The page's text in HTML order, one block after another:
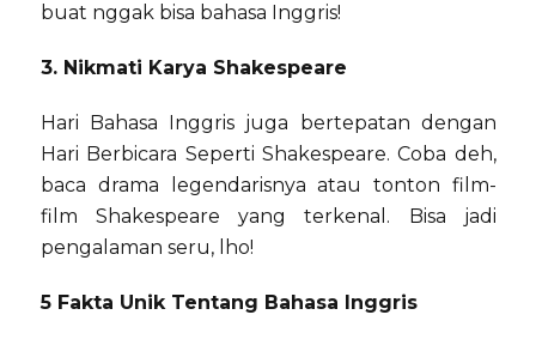
buat nggak bisa bahasa Inggris!
3. Nikmati Karya Shakespeare
Hari Bahasa Inggris juga bertepatan dengan
Hari Berbicara Seperti Shakespeare. Coba deh,
baca drama legendarisnya atau tonton film-
film Shakespeare yang terkenal. Bisa jadi
pengalaman seru, lho!
5 Fakta Unik Tentang Bahasa Inggris